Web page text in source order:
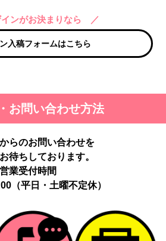
ンがお決まりなら ／
入稿フォームはこちら
お問い合わせ方法
らのお問い合わせを
待ちしております。
営業受付時間
（平日・土曜不定休）